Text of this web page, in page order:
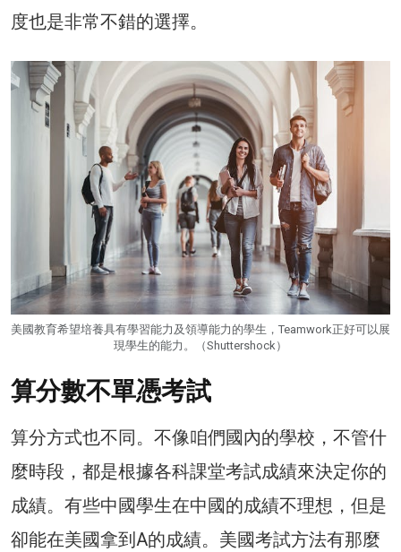
度也是非常不錯的選擇。
美國教育希望培養具有學習能力及領導能力的學生，Teamwork正好可以展
現學生的能力。（Shuttershock）
算分數不單憑考試
算分方式也不同。不像咱們國內的學校，不管什
麼時段，都是根據各科課堂考試成績來決定你的
成績。有些中國學生在中國的成績不理想，但是
卻能在美國拿到A的成績。美國考試方法有那麼